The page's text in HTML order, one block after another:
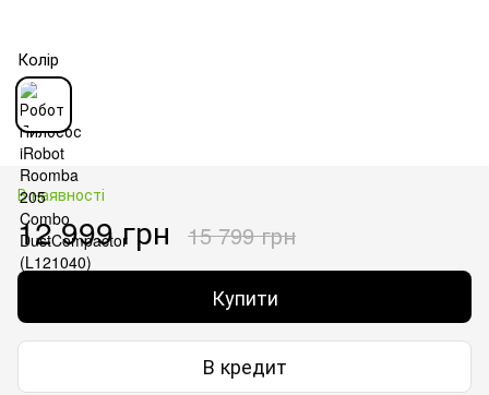
Колір
В наявності
12 999 грн 15 799 грн
Купити
В кредит